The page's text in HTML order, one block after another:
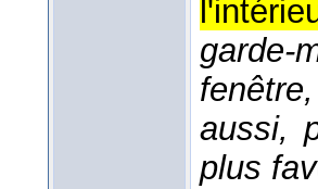
garde-
aussi,
plus